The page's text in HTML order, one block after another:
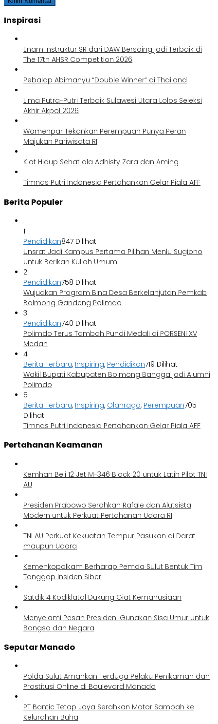
Inspirasi
Enam Instruktur SR dari DAW Bersaing jadi Terbaik di
The 17th AHSR Competition 2026
Pebalap Abimanyu “Double Winner” di Thailand
Lima Putra-Putri Terbaik Sulawesi Utara Lolos Seleksi
Akhir Akpol 2026
Wamenpar Tekankan Perempuan Punya Peran
Majukan Pariwisata RI
Kiat Hidup Sehat ala Adhisty Zara dan Aming
Timnas Putri Indonesia Pertahankan Gelar Piala AFF
Berita Populer
1
Pendidikan847 Dilihat
Unsrat Jadi Kampus Pertama Pilihan Menlu Sugiono
untuk Berikan Kuliah Umum
2
Pendidikan758 Dilihat
Wujudkan Program Bina Desa Berkelanjutan Pemkab
Bolmong Gandeng Polimdo
3
Pendidikan740 Dilihat
Polimdo Terus Tambah Pundi Medali di PORSENI XV
Medan
4
Berita Terbaru, Inspiring, Pendidikan719 Dilihat
Wakil Bupati Kabupaten Bolmong Bangga jadi Alumni
Polimdo
5
Berita Terbaru, Inspiring, Olahraga, Perempuan705
Dilihat
Timnas Putri Indonesia Pertahankan Gelar Piala AFF
Pertahanan Keamanan
Kemhan Beli 12 Jet M-346 Block 20 untuk Latih Pilot TNI
AU
Presiden Prabowo Serahkan Rafale dan Alutsista
Modern untuk Perkuat Pertahanan Udara RI
TNI AU Perkuat Kekuatan Tempur Pasukan di Darat
maupun Udara
Kemenkopolkam Berharap Pemda Sulut Bentuk Tim
Tanggap Insiden Siber
Satdik 4 Kodiklatal Dukung Giat Kemanusiaan
Menyelami Pesan Presiden: Gunakan Sisa Umur untuk
Bangsa dan Negara
Seputar Manado
Polda Sulut Amankan Terduga Pelaku Penikaman dan
Prostitusi Online di Boulevard Manado
PT Bantic Tetap Jaya Serahkan Motor Sampah ke
Kelurahan Buha